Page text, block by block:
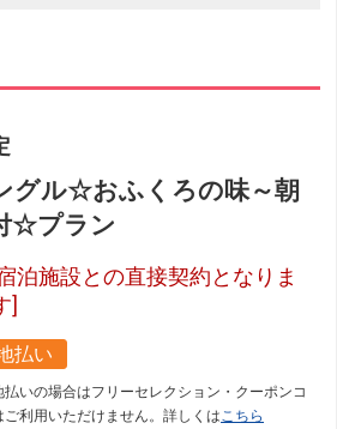
グル☆おふくろの味～朝
☆プラン
泊施設との直接契約となりま
]
払い
いの場合はフリーセレクション・クーポンコ
ご利用いただけません。詳しくはこちら